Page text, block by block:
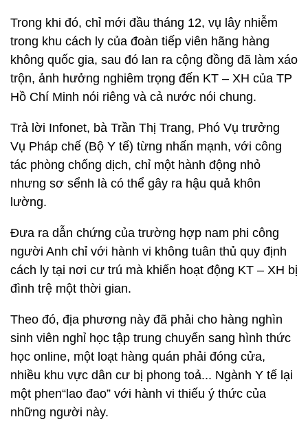
Trong khi đó, chỉ mới đầu tháng 12, vụ lây nhiễm
trong khu cách ly của đoàn tiếp viên hãng hàng
không quốc gia, sau đó lan ra cộng đồng đã làm xáo
trộn, ảnh hưởng nghiêm trọng đến KT – XH của TP
Hồ Chí Minh nói riêng và cả nước nói chung.
Trả lời Infonet, bà Trần Thị Trang, Phó Vụ trưởng
Vụ Pháp chế (Bộ Y tế) từng nhấn mạnh, với công
tác phòng chống dịch, chỉ một hành động nhỏ
nhưng sơ sểnh là có thể gây ra hậu quả khôn
lường.
Đưa ra dẫn chứng của trường hợp nam phi công
người Anh chỉ với hành vi không tuân thủ quy định
cách ly tại nơi cư trú mà khiến hoạt động KT – XH bị
đình trệ một thời gian.
Theo đó, địa phương này đã phải cho hàng nghìn
sinh viên nghỉ học tập trung chuyển sang hình thức
học online, một loạt hàng quán phải đóng cửa,
nhiều khu vực dân cư bị phong toả... Ngành Y tế lại
một phen“lao đao” với hành vi thiếu ý thức của
những người này.